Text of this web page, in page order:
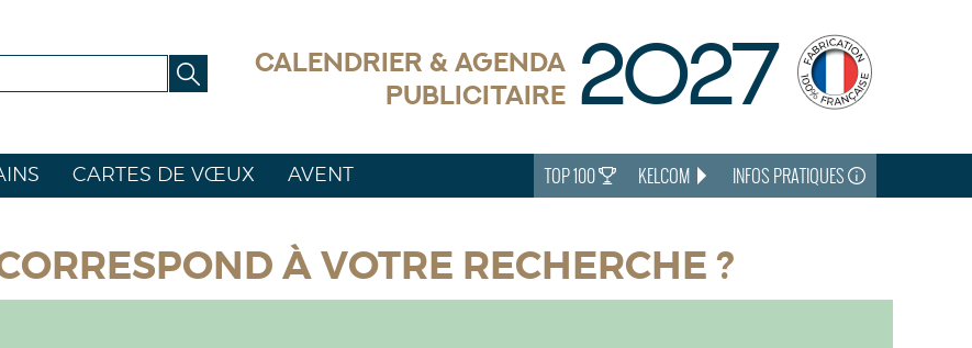
CALENDRIER & AGENDA
PUBLICITAIRE 2027
CARTES DE VŒUX AVENT INFOS PRATIQUES
KELCOM
TOP 100
À VOTRE RECHERCHE ?